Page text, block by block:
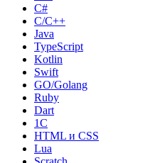
C#
С/C++
Java
TypeScript
Kotlin
Swift
GO/Golang
Ruby
Dart
1С
HTML и CSS
Lua